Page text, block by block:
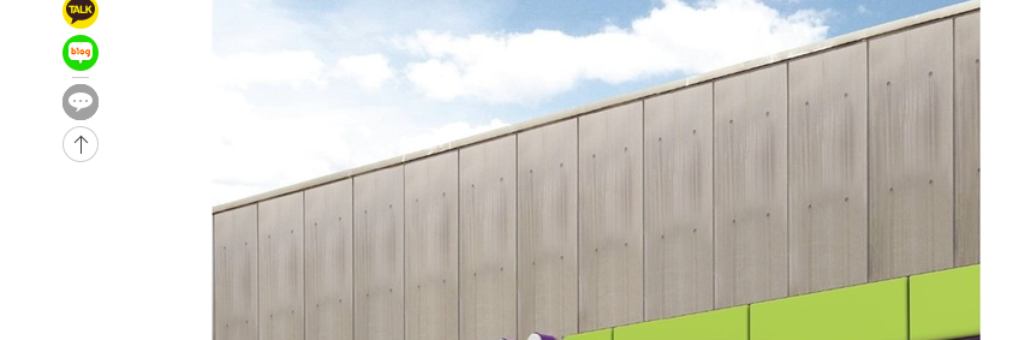
2시간 전 >
"여기 떨어졌다"…다누리, 스페이스X 로켓 달 충돌 흔적 포착
3시간 전 >
손흥민, 5경기 연속골 실패…LAFC는 승부차기 끝 과달라하라 격파
5시간 전 >
-18871초 전 >
'월드컵 탈락 후폭풍' 축구협회…11시간 걸린 초유의 압수수색(종
-18307초 전 >
[속보] 뉴욕증시, 혼조 출발…나스닥 0.3%↓, 다우 0.14%↑
축구협회, 15년 전 심판 성 접대 파문에 "현재는 내부 지침 준수"
경찰, '홍명보는 2순위' 결론냈던 스포츠윤리센터도 압수수색
[속보]합참 "北 발사체는 단거리탄도미사일…감시·경계태세 강화"
日방위성, 北이 동해로 쏜 발사체는 탄도미사일 가능성
[속보] SKT, 에이닷 서비스 장애 발생…"원인 파악 중"